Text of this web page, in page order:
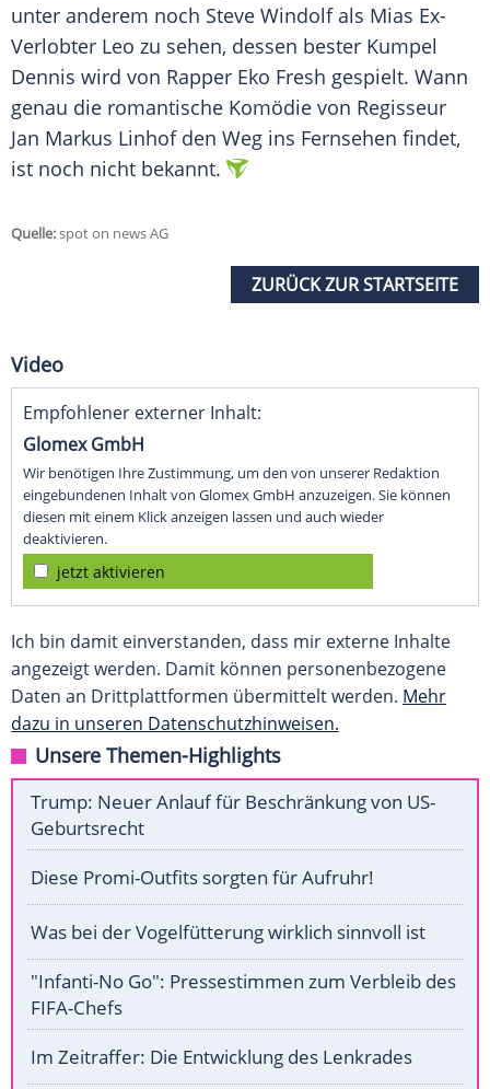
unter anderem noch Steve Windolf als Mias Ex-
Verlobter Leo zu sehen, dessen bester Kumpel
Dennis wird von Rapper Eko Fresh gespielt. Wann
genau die romantische Komödie von Regisseur
Jan Markus Linhof den Weg ins Fernsehen findet,
ist noch nicht bekannt.
Quelle:spot on news AG
ZURÜCK ZUR STARTSEITE
Video
Empfohlener externer Inhalt:
Glomex GmbH
Wir benötigen Ihre Zustimmung, um den von unserer Redaktion
eingebundenen Inhalt von Glomex GmbH anzuzeigen. Sie können
diesen mit einem Klick anzeigen lassen und auch wieder
deaktivieren.
jetzt aktivieren
Ich bin damit einverstanden, dass mir externe Inhalte
angezeigt werden. Damit können personenbezogene
Daten an Drittplattformen übermittelt werden. Mehr
dazu in unseren Datenschutzhinweisen.
Unsere Themen-Highlights
Trump: Neuer Anlauf für Beschränkung von US-
Geburtsrecht
Diese Promi-Outfits sorgten für Aufruhr!
Was bei der Vogelfütterung wirklich sinnvoll ist
"Infanti-No Go": Pressestimmen zum Verbleib des
FIFA-Chefs
Im Zeitraffer: Die Entwicklung des Lenkrades